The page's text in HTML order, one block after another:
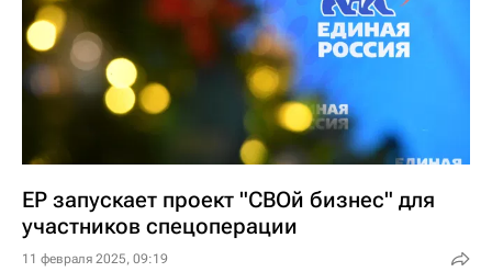
ЕР запускает проект "СВОй бизнес" для
участников спецоперации
11 февраля 2025, 09:19